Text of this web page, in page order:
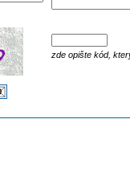
zde opište kód,